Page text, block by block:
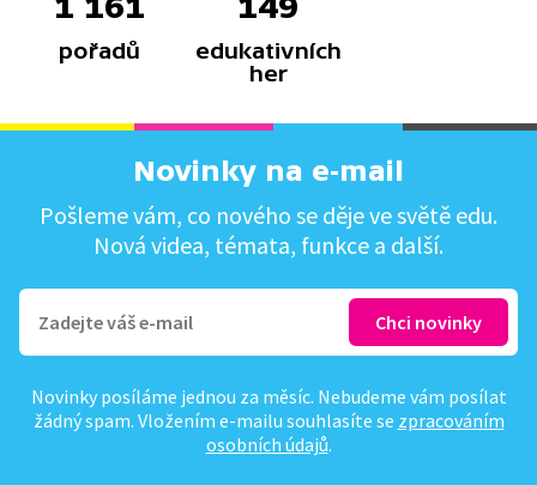
pořadů
edukativních
her
Novinky na e-mail
Pošleme vám, co nového se děje ve světě edu.
Nová videa, témata, funkce a další.
Novinky posíláme jednou za měsíc. Nebudeme vám posílat
žádný spam. Vložením e-mailu souhlasíte se zpracováním
osobních údajů.